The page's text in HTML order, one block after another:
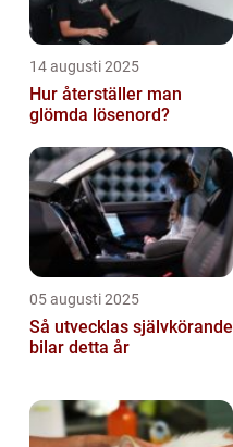
14 augusti 2025
Hur återställer man
glömda lösenord?
05 augusti 2025
Så utvecklas självkörande
bilar detta år